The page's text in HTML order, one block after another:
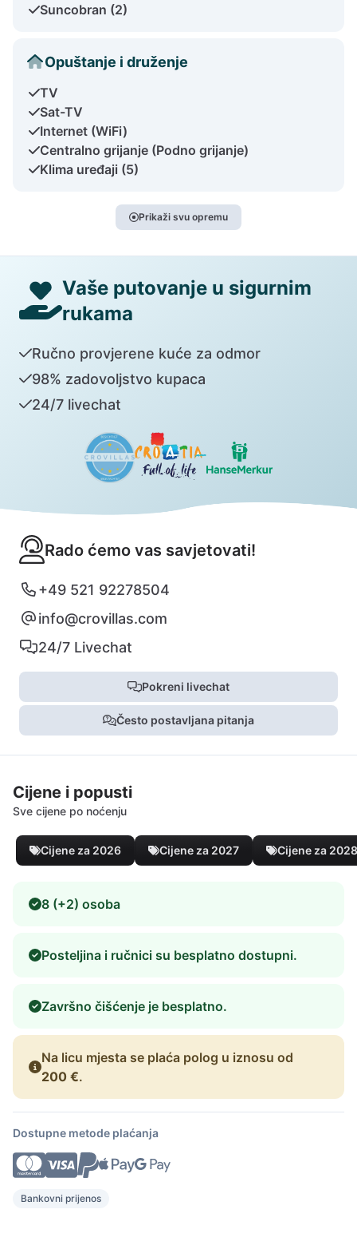
Suncobran (2)
Opuštanje i druženje
TV
Sat-TV
Internet (WiFi)
Centralno grijanje (Podno grijanje)
Klima uređaji (5)
Prikaži svu opremu
Vaše putovanje u sigurnim
rukama
Ručno provjerene kuće za odmor
98% zadovoljstvo kupaca
24/7 livechat
Rado ćemo vas savjetovati!
+49 521 92278504
info@crovillas.com
24/7 Livechat
Pokreni livechat
Često postavljana pitanja
Cijene i popusti
Sve cijene po noćenju
Cijene za 2026 Cijene za 2027 Cijene za 2028
8 (+2) osoba
Posteljina i ručnici su besplatno dostupni.
Završno čišćenje je besplatno.
Na licu mjesta se plaća polog u iznosu od
200 €.
Dostupne metode plaćanja
Bankovni prijenos